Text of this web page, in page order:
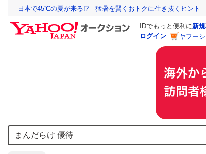
日本で45℃の夏が来る!? 猛暑を賢くおトクに生き抜くヒント
IDでもっと便利に新
ログイン
ヤフー